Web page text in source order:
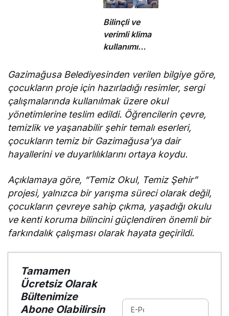
Bilinçli ve
verimli klima
kullanımı
tüketimini
azaltıyor
Gazimağusa Belediyesinden verilen bilgiye göre,
çocukların proje için hazırladığı resimler, sergi
çalışmalarında kullanılmak üzere okul
yönetimlerine teslim edildi. Öğrencilerin çevre,
temizlik ve yaşanabilir şehir temalı eserleri,
çocukların temiz bir Gazimağusa’ya dair
hayallerini ve duyarlılıklarını ortaya koydu.
Açıklamaya göre, “Temiz Okul, Temiz Şehir”
projesi, yalnızca bir yarışma süreci olarak değil,
çocukların çevreye sahip çıkma, yaşadığı okulu
ve kenti koruma bilincini güçlendiren önemli bir
farkındalık çalışması olarak hayata geçirildi.
Tamamen
Ücretsiz Olarak
Bültenimize
Abone Olabilirsin